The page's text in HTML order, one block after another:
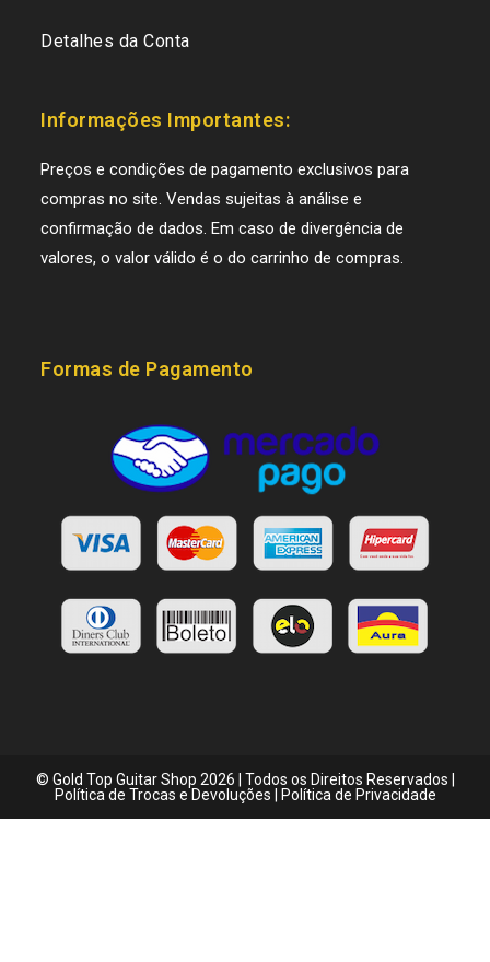
Detalhes da Conta
Informações Importantes:
Preços e condições de pagamento exclusivos para
compras no site. Vendas sujeitas à análise e
confirmação de dados. Em caso de divergência de
valores, o valor válido é o do carrinho de compras.
Formas de Pagamento
© Gold Top Guitar Shop 2026 | Todos os Direitos Reservados |
Política de Trocas e Devoluções
Política de Privacidade